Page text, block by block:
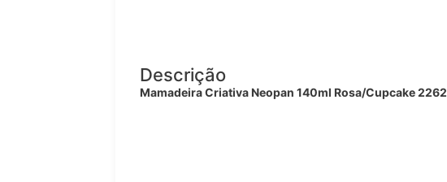
Descrição
Mamadeira Criativa Neopan 140ml Rosa/Cupcake 2262